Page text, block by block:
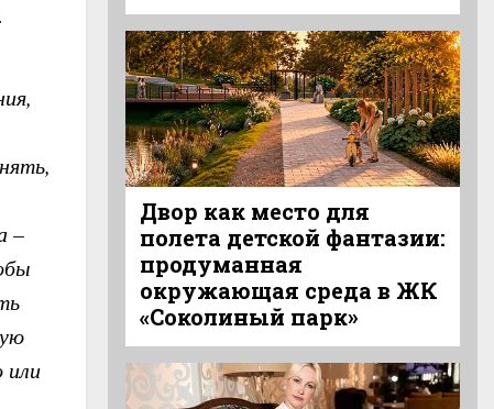
–
или
Двор как место для
полета детской фантазии:
продуманная
окружающая среда в ЖК
«Соколиный парк»